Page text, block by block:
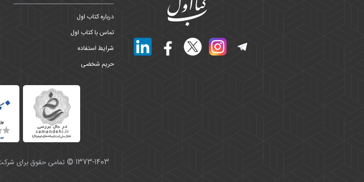
درباره کتاب اول
تماس با کتاب اول
شرایط استفاده
حریم شخضی
1373-1403 © تمامی حقوق برای شرکت کتاب اول محفوظ است